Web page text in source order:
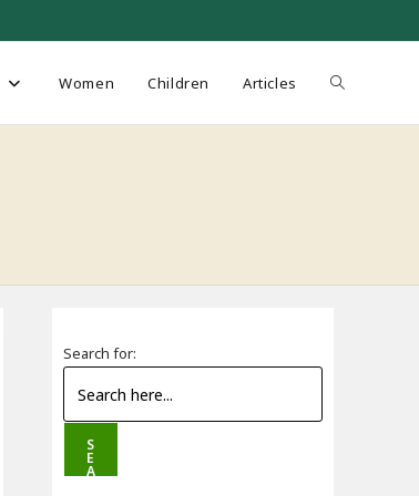
Women Children Articles Toggle
Search for:
S
E
A